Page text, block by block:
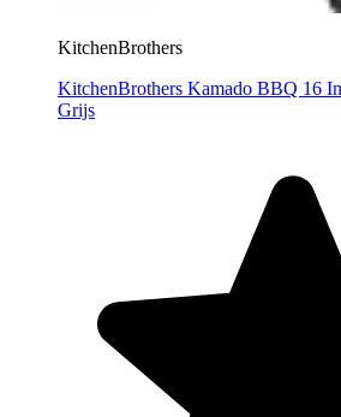
KitchenBrothers
KitchenBrothers Kamado BBQ 16
Grijs